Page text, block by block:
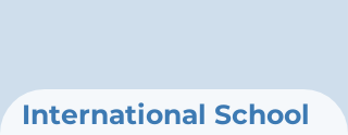
International School